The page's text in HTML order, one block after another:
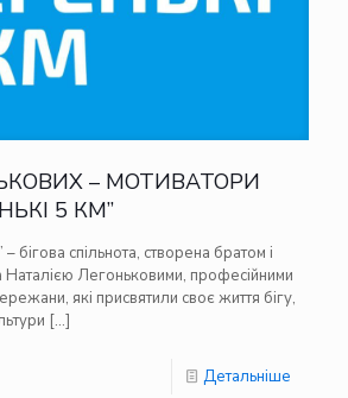
– МОТИВАТОРИ
5 КМ”
бігова спільнота, створена братом і
Легоньковими, професійними
які присвятили своє життя бігу,
[…]
Детальніше